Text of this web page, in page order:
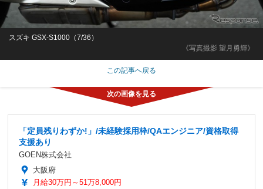
《写真撮影 望月勇輝》
スズキ GSX-S1000（7/36）
この記事へ戻る
「定員残りわずか!」/未経験採用枠/QAエンジニア/資格取得
支援あり
GOEN株式会社
大阪府
月給30万円～51万8,000円